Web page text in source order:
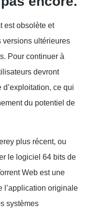
est obsolète et
versions ultérieures
Pour continuer à
devront
ce qui
du potentiel de
plus récent, ou
le logiciel 64 bits de
Web est une
l’application originale
systèmes